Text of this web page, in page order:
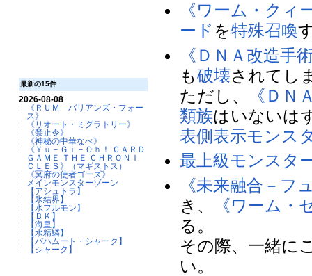
最新の15件
2026-08-08
《ＲＵＭ－バリアンズ・フォー
ス》
《リオート・ミグラトリー》
《禁止令》
《神秘の中華なべ》
《Ｙｕ－Ｇｉ－Ｏｈ！ ＣＡＲＤ
ＧＡＭＥ ＴＨＥ ＣＨＲＯＮＩ
ＣＬＥＳ》（マギストス）
《冥府の使者ゴーズ》
メインモンスターゾーン
【アシュトラ】
【氷結界】
【水フルモン】
【ＢＫ】
【海皇】
【水精鱗】
【バハムート・シャーク】
【シャーク】
《ワーム・クィ
ード を特殊召喚
《ＤＮＡ改造手
も破壊されてし
ただし、
《ＤＮ
類族はいないは
表側表示モンス
最上級モンスタ
《未来融合－フ
き、
《ワーム・
る。
その際、一緒に
い。